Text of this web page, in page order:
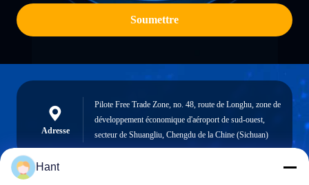
Soumettre
Adresse
Pilote Free Trade Zone, no. 48, route de Longhu, zone de
développement économique d'aéroport de sud-ouest,
secteur de Shuangliu, Chengdu de la Chine (Sichuan)
Hant